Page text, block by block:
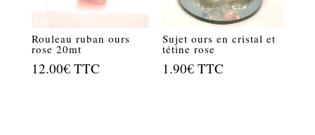
Rouleau ruban ours
rose 20mt
12.00€ TTC
Sujet ours en cristal et
tétine rose
1.90€ TTC